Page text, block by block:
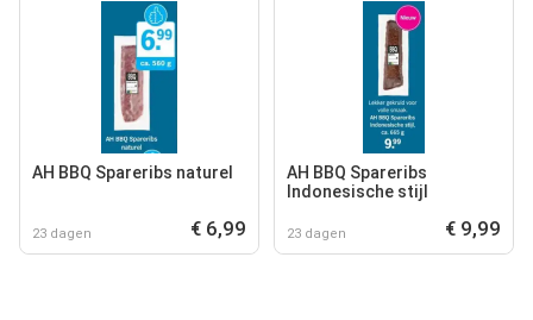
AH BBQ Spareribs naturel
23 dagen € 6,99
AH BBQ Spareribs
Indonesische stijl
23 dagen € 9,99